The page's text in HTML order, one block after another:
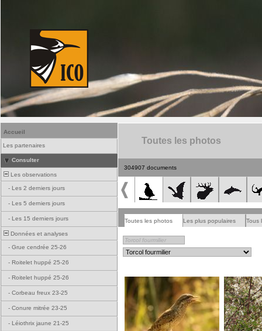
Accueil
Les partenaires
Consulter
Les observations
- Les 2 derniers jours
- Les 5 derniers jours
- Les 15 derniers jours
Données et analyses
- Grue cendrée 25-26
- Roitelet huppé 25-26
- Roitelet huppé 25-26
- Corbeau freux 23-25
- Conure mitrée 23-25
- Léiothrix jaune 21-25
Toutes les photos
304907 documents
Toutes les photos Les plus populaires Tous